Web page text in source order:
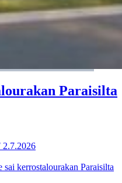
Paraisilta
2.7.2026
kerrostalourakan Paraisilta